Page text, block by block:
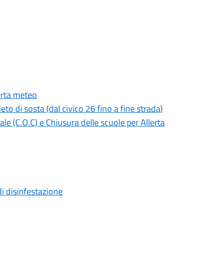
meteo
di sosta (dal civico 26 fino a fine strada)
(C.O.C) e Chiusura delle scuole per Allerta
disinfestazione